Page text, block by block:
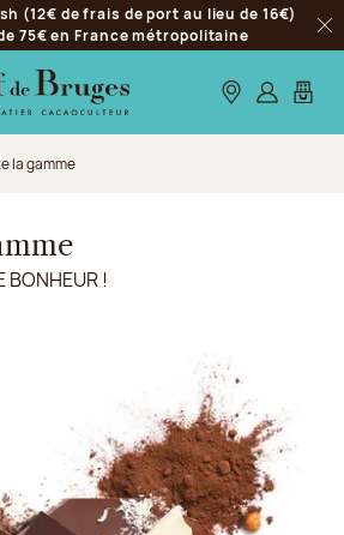
(12€ de frais de port au lieu de 16€)
75€ en France métropolitaine
Nos boutiques
S’identifier
Mon
la gamme
BONHEUR !